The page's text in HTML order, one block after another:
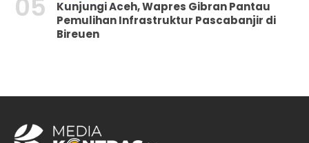
05
Kunjungi Aceh, Wapres Gibran Pantau
Pemulihan Infrastruktur Pascabanjir di
Bireuen